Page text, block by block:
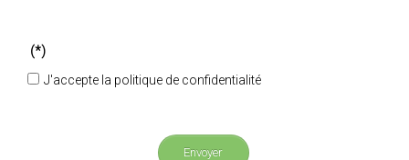
(*)
J'accepte la politique de confidentialité
Envoyer